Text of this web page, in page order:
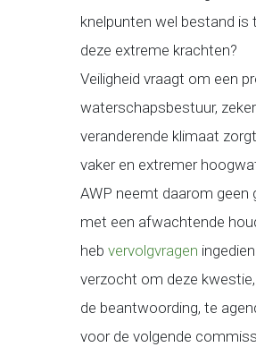
knelpunten wel bestand is
deze extreme krachten?
Veiligheid vraagt om een
waterschapsbestuur,
veranderende klimaat
vaker en extremer
AWP neemt daarom geen
met een afwachtende
heb vervolgvragen
verzocht om deze
de beantwoording, te
voor de volgende